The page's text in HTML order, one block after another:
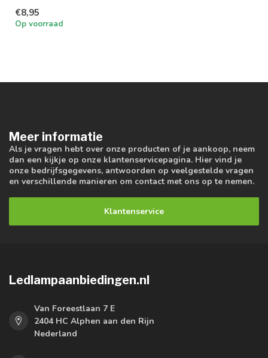
een GU10 fi...
€8,95
Op voorraad
Meer informatie
Als je vragen hebt over onze producten of je aankoop, neem
dan een kijkje op onze klantenservicepagina. Hier vind je
onze bedrijfsgegevens, antwoorden op veelgestelde vragen
en verschillende manieren om contact met ons op te nemen.
Klantenservice
Ledlampaanbiedingen.nl
Van Foreestlaan 7 E
2404 HC Alphen aan den Rijn
Nederland